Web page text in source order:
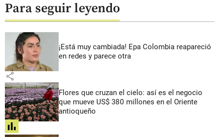
Para seguir leyendo
¡Está muy cambiada! Epa Colombia reapareció
en redes y parece otra
share
Flores que cruzan el cielo: así es el negocio
que mueve US$ 380 millones en el Oriente
antioqueño
share